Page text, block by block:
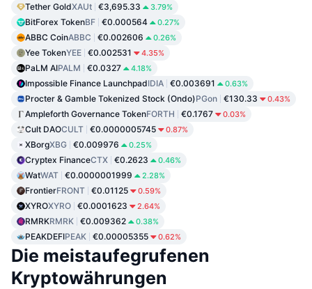
Tether GoldXAUt €3,695.33 3.79%
BitForex TokenBF €0.000564 0.27%
ABBC CoinABBC €0.002606 0.26%
Yee TokenYEE €0.002531 4.35%
PaLM AIPALM €0.0327 4.18%
Impossible Finance LaunchpadIDIA €0.003691 0.63%
Procter & Gamble Tokenized Stock (Ondo)PGon €130.33 0.43%
Ampleforth Governance TokenFORTH €0.1767 0.03%
Cult DAOCULT €0.0000005745 0.87%
XBorgXBG €0.009976 0.25%
Cryptex FinanceCTX €0.2623 0.46%
WatWAT €0.0000001999 2.28%
FrontierFRONT €0.01125 0.59%
XYROXYRO €0.0001623 2.64%
RMRKRMRK €0.009362 0.38%
PEAKDEFIPEAK €0.00005355 0.62%
Die meistaufegrufenen
Kryptowährungen